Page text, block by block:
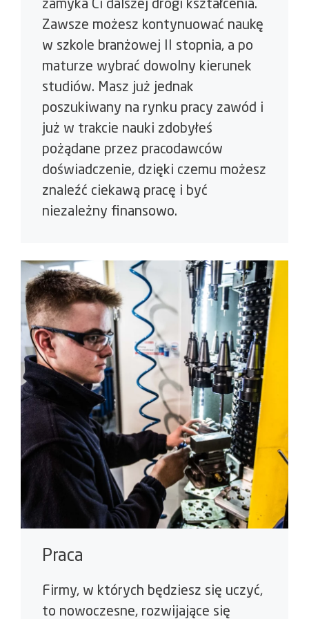
zamyka Ci dalszej drogi kształcenia.
Zawsze możesz kontynuować naukę
w szkole branżowej II stopnia, a po
maturze wybrać dowolny kierunek
studiów. Masz już jednak
poszukiwany na rynku pracy zawód i
już w trakcie nauki zdobyłeś
pożądane przez pracodawców
doświadczenie, dzięki czemu możesz
znaleźć ciekawą pracę i być
niezależny finansowo.
Praca
Firmy, w których będziesz się uczyć,
to nowoczesne, rozwijające się